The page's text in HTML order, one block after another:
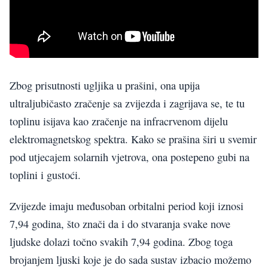
Zbog prisutnosti ugljika u prašini, ona upija
ultraljubičasto zračenje sa zvijezda i zagrijava se, te tu
toplinu isijava kao zračenje na infracrvenom dijelu
elektromagnetskog spektra. Kako se prašina širi u svemir
pod utjecajem solarnih vjetrova, ona postepeno gubi na
toplini i gustoći.
Zvijezde imaju međusoban orbitalni period koji iznosi
7,94 godina, što znači da i do stvaranja svake nove
ljudske dolazi točno svakih 7,94 godina. Zbog toga
brojanjem ljuski koje je do sada sustav izbacio možemo